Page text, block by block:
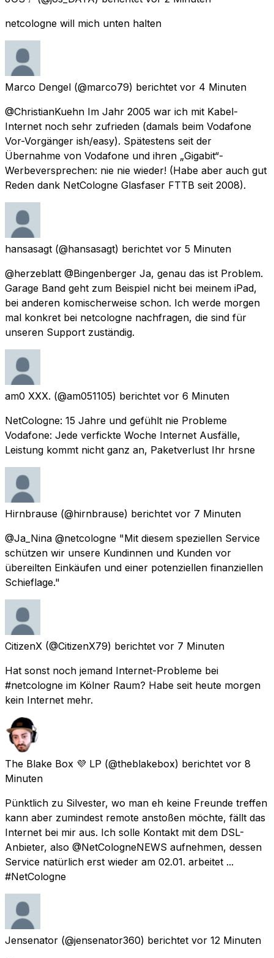
netcologne will mich unten halten
Marco Dengel (@marco79) berichtet vor 4 Minuten
@ChristianKuehn Im Jahr 2005 war ich mit Kabel-
Internet noch sehr zufrieden (damals beim Vodafone
Vor-Vorgänger ish/easy). Spätestens seit der
Übernahme von Vodafone und ihren „Gigabit“-
Werbeversprechen: nie nie wieder! (Habe aber auch gut
Reden dank NetCologne Glasfaser FTTB seit 2008).
hansasagt (@hansasagt) berichtet vor 5 Minuten
@herzeblatt @Bingenberger Ja, genau das ist Problem.
Garage Band geht zum Beispiel nicht bei meinem iPad,
bei anderen komischerweise schon. Ich werde morgen
mal konkret bei netcologne nachfragen, die sind für
unseren Support zuständig.
am0 XXX. (@am051105) berichtet vor 6 Minuten
NetCologne: 15 Jahre und gefühlt nie Probleme
Vodafone: Jede verfickte Woche Internet Ausfälle,
Leistung kommt nicht ganz an, Paketverlust Ihr hrsne
Hirnbrause (@hirnbrause) berichtet vor 7 Minuten
@Ja_Nina @netcologne "Mit diesem speziellen Service
schützen wir unsere Kundinnen und Kunden vor
übereilten Einkäufen und einer potenziellen finanziellen
Schieflage."
CitizenX (@CitizenX79) berichtet vor 7 Minuten
Hat sonst noch jemand Internet-Probleme bei
#netcologne im Kölner Raum? Habe seit heute morgen
kein Internet mehr.
The Blake Box 💜 LP (@theblakebox) berichtet vor 8
Minuten
Pünktlich zu Silvester, wo man eh keine Freunde treffen
kann aber zumindest remote anstoßen möchte, fällt das
Internet bei mir aus. Ich solle Kontakt mit dem DSL-
Anbieter, also @NetCologneNEWS aufnehmen, dessen
Service natürlich erst wieder am 02.01. arbeitet ...
#NetCologne
Jensenator (@jensenator360) berichtet vor 12 Minuten